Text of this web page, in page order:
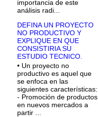
importancia de este
análisis radi...
DEFINA UN PROYECTO
NO PRODUCTIVO Y
EXPLIQUE EN QUE
CONSISTIRIA SU
ESTUDIO TECNICO.
• Un proyecto no
productivo es aquel que
se enfoca en las
siguientes características:
- Promoción de productos
en nuevos mercados a
partir ...